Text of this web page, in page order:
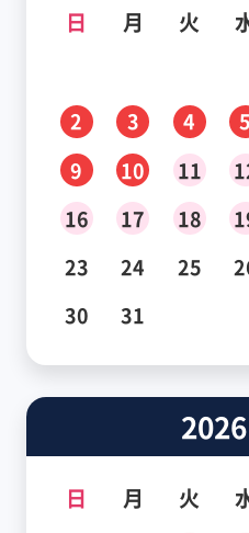
日 月 火
2
3 4 5
9
10 11
16
17 18
23
24 25
30
31
2026
日 月 火